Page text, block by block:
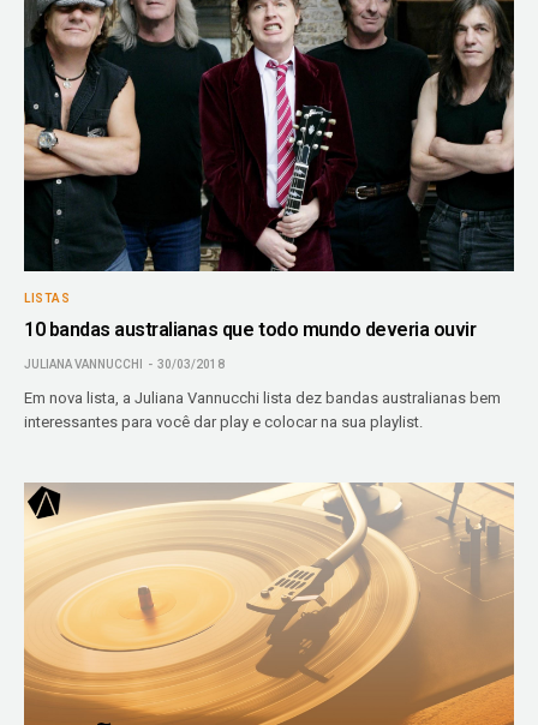
LISTAS
10 bandas australianas que todo mundo deveria ouvir
JULIANA VANNUCCHI 30/03/2018
Em nova lista, a Juliana Vannucchi lista dez bandas australianas bem
interessantes para você dar play e colocar na sua playlist.